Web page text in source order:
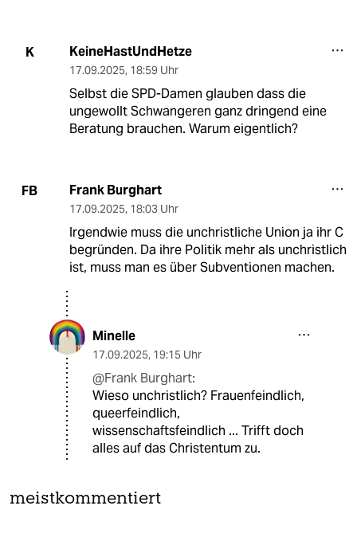
K KeineHastUndHetze
17.09.2025, 18:59 Uhr
Selbst die SPD-Damen glauben dass die
ungewollt Schwangeren ganz dringend eine
Beratung brauchen. Warum eigentlich?
FB Frank Burghart
17.09.2025, 18:03 Uhr
Irgendwie muss die unchristliche Union ja ihr C
begründen. Da ihre Politik mehr als unchristlich
ist, muss man es über Subventionen machen.
Minelle
17.09.2025, 19:15 Uhr
@Frank Burghart:
Wieso unchristlich? Frauenfeindlich,
queerfeindlich,
wissenschaftsfeindlich ... Trifft doch
alles auf das Christentum zu.
meistkommentiert